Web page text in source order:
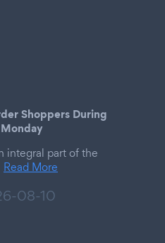
Shoppers During
integral part of the
Read More
08-10